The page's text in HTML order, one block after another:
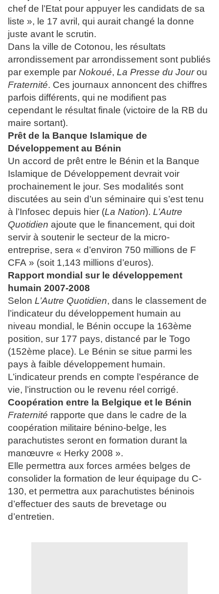
chef de l’Etat pour appuyer les candidats de sa
liste », le 17 avril, qui aurait changé la donne
juste avant le scrutin.
Dans la ville de Cotonou, les résultats
arrondissement par arrondissement sont publiés
par exemple par Nokoué, La Presse du Jourou
Fraternité. Ces journaux annoncent des chiffres
parfois différents, qui ne modifient pas
cependant le résultat finale (victoire de la RB du
maire sortant).
Prêt de la Banque Islamique de
Développement au Bénin
Un accord de prêt entre le Bénin et la Banque
Islamique de Développement devrait voir
prochainement le jour. Ses modalités sont
discutées au sein d’un séminaire qui s’est tenu
à l’Infosec depuis hier (La Nation). L’Autre
Quotidien ajoute que le financement, qui doit
servir à soutenir le secteur de la micro-
entreprise, sera « d’environ 750 millions de F
CFA » (soit 1,143 millions d’euros).
Rapport mondial sur le développement
humain 2007-2008
Selon L’Autre Quotidien, dans le classement de
l’indicateur du développement humain au
niveau mondial, le Bénin occupe la 163ème
position, sur 177 pays, distancé par le Togo
(152ème place). Le Bénin se situe parmi les
pays à faible développement humain.
L’indicateur prends en compte l’espérance de
vie, l’instruction ou le revenu réel corrigé.
Coopération entre la Belgique et le Bénin
Fraternité rapporte que dans le cadre de la
coopération militaire bénino-belge, les
parachutistes seront en formation durant la
manœuvre « Herky 2008 ».
Elle permettra aux forces armées belges de
consolider la formation de leur équipage du C-
130, et permettra aux parachutistes béninois
d’effectuer des sauts de brevetage ou
d’entretien.